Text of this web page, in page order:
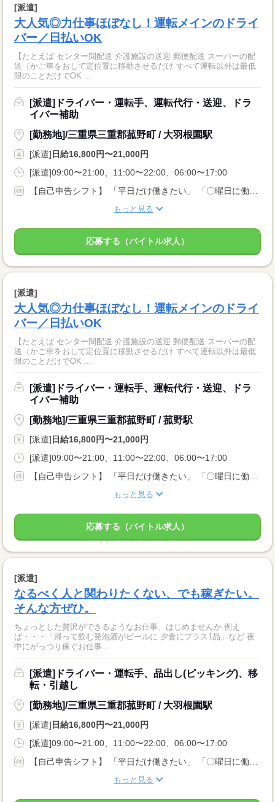
[派遣]
大人気◎力仕事ほぼなし！運転メインのドライ
バー／日払いOK
【たとえば センター間配送 介護施設の送迎 郵便配送 スーパーの配
送（かご車をおして定位置に移動させるだけ すべて運転以外は最低
限のことだけでOK ...
[派遣]ドライバー・運転手、運転代行・送迎、ドラ
イバー補助
[勤務地]/三重県三重郡菰野町 / 大羽根園駅
[派遣] 日給16,800円〜21,000円
[派遣]09:00〜21:00、11:00〜22:00、06:00〜17:00
【自己申告シフト】 「平日だけ働きたい」 「〇曜日に働きたい」 など、働き方は自分で選べます。 曜日・時間についてのご希望も 面談の際に教えてくださいね。 ※こちらは中型以上のお仕事の例です
もっと見る
応募する（バイトル求人）
[派遣]
大人気◎力仕事ほぼなし！運転メインのドライ
バー／日払いOK
【たとえば センター間配送 介護施設の送迎 郵便配送 スーパーの配
送（かご車をおして定位置に移動させるだけ すべて運転以外は最低
限のことだけでOK ...
[派遣]ドライバー・運転手、運転代行・送迎、ドラ
イバー補助
[勤務地]/三重県三重郡菰野町 / 菰野駅
[派遣] 日給16,800円〜21,000円
[派遣]09:00〜21:00、11:00〜22:00、06:00〜17:00
【自己申告シフト】 「平日だけ働きたい」 「〇曜日に働きたい」 など、働き方は自分で選べます。 曜日・時間についてのご希望も 面談の際に教えてくださいね。 ※こちらは中型以上のお仕事の例です
もっと見る
応募する（バイトル求人）
[派遣]
なるべく人と関わりたくない、でも稼ぎたい。
そんな方ぜひ。
ちょっとした贅沢ができるようなお仕事、はじめませんか 例え
ば・・・「帰って飲む発泡酒がビールに 夕食にプラス1品」など 夜
中にがっつり稼ぐお仕事...
[派遣]ドライバー・運転手、品出し(ピッキング)、移
転・引越し
[勤務地]/三重県三重郡菰野町 / 大羽根園駅
[派遣] 日給16,800円〜21,000円
[派遣]09:00〜21:00、11:00〜22:00、06:00〜17:00
【自己申告シフト】 「平日だけ働きたい」 「〇曜日に働きたい」 など、働き方は自分で選べます。 曜日・時間についてのご希望も 面談の際に教えてくださいね。 ※こちらは中型以上のお仕事の例です
もっと見る